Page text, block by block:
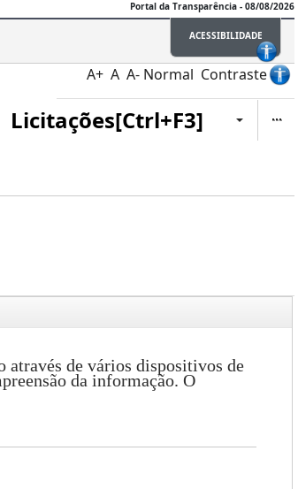
Portal da Transparência - 08/08/2026
ACESSIBILIDADE
A+ A A- Normal Contraste
Licitações[Ctrl+F3]
através de vários dispositivos de
da informação. O